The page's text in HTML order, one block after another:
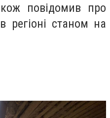
повідомив про
регіоні станом на